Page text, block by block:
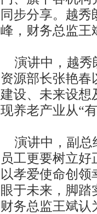
同步分享。越
峰，财务总监王
演讲中，越秀
资源部长张艳春
建设、未来设想
现养老产业从“
演讲中，副总
员工更要树立
以孝爱使命创领
眼于未来，脚踏
财务总监王斌认